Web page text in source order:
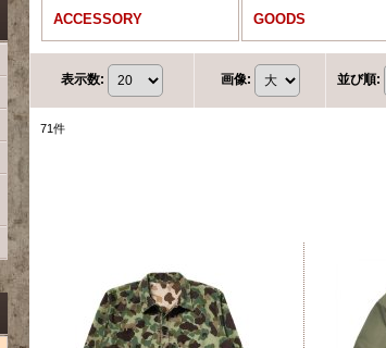
ACCESSORY GOODS
表示数: 画像: 並び順:
71件